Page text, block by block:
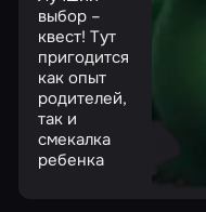
выбор –
квест! Тут
пригодится
как опыт
родителей,
так и
смекалка
ребенка